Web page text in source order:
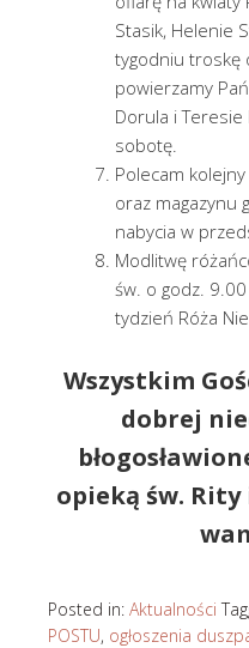
Stasik, Helenie
tygodniu troskę
powierzamy
Dorula i
sobotę.
Polecam
oraz magazynu
nabycia w
Modlitwę
św. o godz.
tydzień Róża
Wszystkim
dobrej
opieką św. Rity
Posted in: Aktualności
POSTU, ogłoszenia